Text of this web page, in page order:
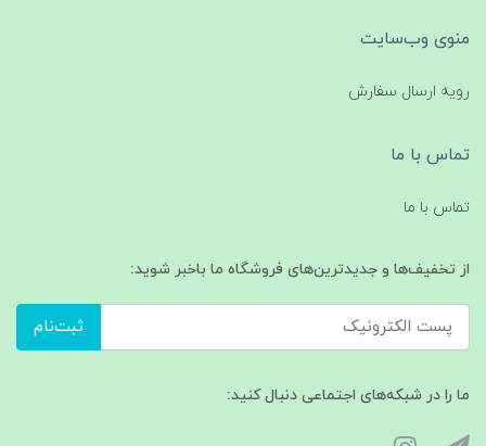
منوی وب‌سایت
رویه ارسال سفارش
تماس با ما
تماس با ما
از تخفیف‌ها و جدیدترین‌های فروشگاه ما باخبر شوید:
ثبت‌نام
ما را در شبکه‌های اجتماعی دنبال کنید: